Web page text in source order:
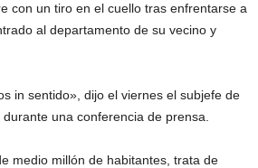
con un tiro en el cuello tras enfrentarse a
al departamento de su vecino y
in sentido», dijo el viernes el subjefe de
una conferencia de prensa.
medio millón de habitantes, trata de